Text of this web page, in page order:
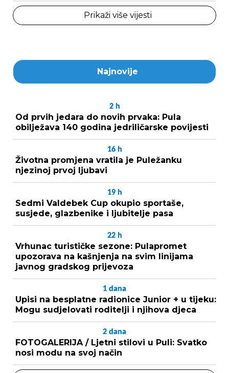
Prikaži više vijesti
Najnovije
2 h
Od prvih jedara do novih prvaka: Pula
obilježava 140 godina jedriličarske povijesti
16 h
Životna promjena vratila je Puležanku
njezinoj prvoj ljubavi
19 h
Sedmi Valdebek Cup okupio sportaše,
susjede, glazbenike i ljubitelje pasa
22 h
Vrhunac turističke sezone: Pulapromet
upozorava na kašnjenja na svim linijama
javnog gradskog prijevoza
1 dana
Upisi na besplatne radionice Junior + u tijeku:
Mogu sudjelovati roditelji i njihova djeca
2 dana
FOTOGALERIJA / Ljetni stilovi u Puli: Svatko
nosi modu na svoj način